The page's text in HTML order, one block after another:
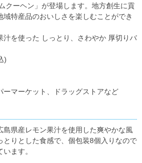
クーヘン」が登場します。地方創生に貢
特産品のおいしさを楽しむことができ
汁を使った しっとり、さわやか 厚切りバ
)
ーマーケット、ドラッグストアなど
島県産レモン果汁を使用した爽やかな風
とりとした食感で、個包装8個入りなので
ます。